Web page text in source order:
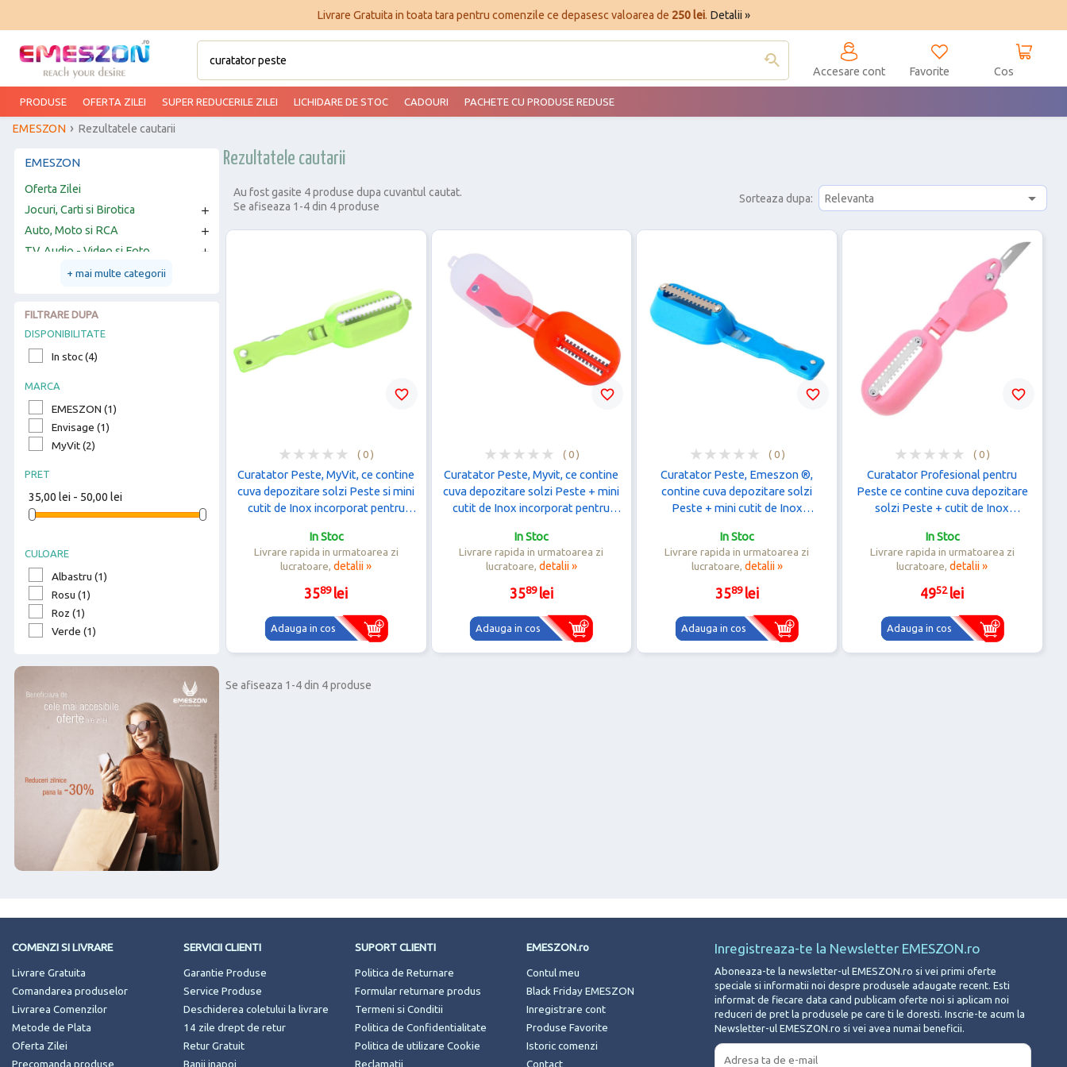
Livrare Gratuita in toata tara pentru comenzile ce depasesc valoarea de 250 lei. Detalii »
Accesare cont Favorite Cos
PRODUSE OFERTA ZILEI SUPER REDUCERILE ZILEI LICHIDARE DE STOC CADOURI PACHETE CU PRODUSE REDUSE
EMESZON Rezultatele cautarii
EMESZON
Oferta Zilei
Jocuri, Carti si Birotica

Auto, Moto si RCA 
TV, Audio - Video si Foto 
Telefoane mobile si Accesorii
Smartwatch si Gadgeturi
Petshop, Accesorii animale
PC, Periferice si Software
Ingrijire personala si Cosmetice
Sanatate si Relaxare
Moda, Accesorii Haine, Rochii
Electrocasnice si Climatizare
Casa si Mobilier 
Produse Resigilate
Oferte Speciale
Lichidare de Stoc
Pachete cu produse reduse
+ mai multe categorii
FILTRARE DUPA
DISPONIBILITATE
In stoc(4)
MARCA
EMESZON (1)
Envisage (1)
MyVit(2)
PRET
35,00 lei - 50,00 lei
CULOARE
Albastru (1)
Rosu (1)
Roz (1)
Verde (1)
Rezultatele cautarii
Au fost gasite 4 produse dupa cuvantul cautat.
Se afiseaza 1-4 din 4 produse
Sorteaza dupa: Relevanta 
Curatator Peste, MyVit, ce contine
cuva depozitare solzi Peste si mini
cutit de Inox incorporat pentru
In Stoc
Livrare rapida in urmatoarea zi
lucratoare, detalii »
3589 lei
Adauga in cos
( 0 )
favorite_border
Curatator Peste, Myvit, ce contine
cuva depozitare solzi Peste + mini
cutit de Inox incorporat pentru
In Stoc
Livrare rapida in urmatoarea zi
lucratoare, detalii »
3589 lei
Adauga in cos
( 0 )
favorite_border
Curatator Peste, Emeszon ®,
contine cuva depozitare solzi
Peste + mini cutit de Inox
albastru
In Stoc
Livrare rapida in urmatoarea zi
lucratoare, detalii »
3589 lei
Adauga in cos
( 0 )
favorite_border
Curatator Profesional pentru
Peste ce contine cuva depozitare
solzi Peste + cutit de Inox
In Stoc
Livrare rapida in urmatoarea zi
lucratoare, detalii »
4952 lei
Adauga in cos
( 0 )
favorite_border
Se afiseaza 1-4 din 4 produse
COMENZI SI LIVRARE
Livrare Gratuita
Comandarea produselor
Livrarea Comenzilor
Metode de Plata
Oferta Zilei
Precomanda produse
SERVICII CLIENTI
Garantie Produse
Service Produse
Deschiderea coletului la livrare
14 zile drept de retur
Retur Gratuit
Banii inapoi
SUPORT CLIENTI
Politica de Returnare
Formular returnare produs
Termeni si Conditii
Politica de Confidentialitate
Politica de utilizare Cookie
Reclamatii
EMESZON.ro
Contul meu
Black Friday EMESZON
Inregistrare cont
Produse Favorite
Istoric comenzi
Contact
Inregistreaza-te la Newsletter EMESZON.ro
Aboneaza-te la newsletter-ul EMESZON.ro si vei primi oferte
speciale si informatii noi despre produsele adaugate recent. Esti
informat de fiecare data cand publicam oferte noi si aplicam noi
reduceri de pret la produsele pe care ti le doresti. Inscrie-te acum la
Newsletter-ul EMESZON.ro si vei avea numai beneficii.